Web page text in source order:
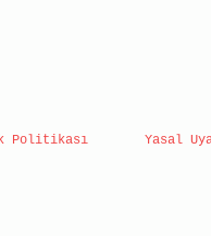
Politikası Yasal